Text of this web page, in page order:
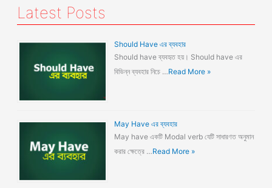
Latest Posts
Should Have এর ব্যবহার
Should have ব্যবহৃত হয়। Should have এর
বিভিন্ন ব্যবহার নিচে …Read More »
May Have এর ব্যবহার
May have একটি Modal verb যেটি সাধারণত অনুমান
করার ক্ষেত্রে …Read More »